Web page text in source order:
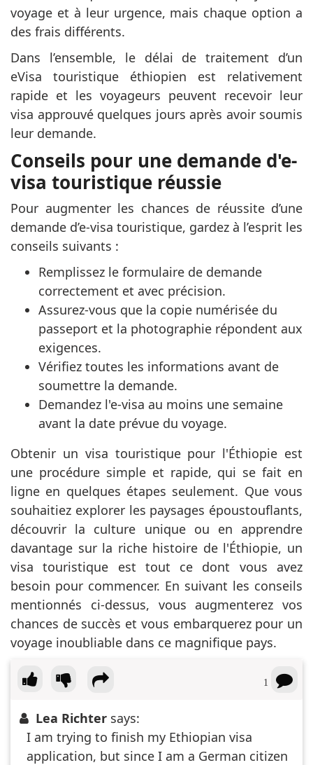
voyage et à leur urgence, mais chaque option a
des frais différents.
Dans l’ensemble, le délai de traitement d’un
eVisa touristique éthiopien est relativement
rapide et les voyageurs peuvent recevoir leur
visa approuvé quelques jours après avoir soumis
leur demande.
Conseils pour une demande d'e-
visa touristique réussie
Pour augmenter les chances de réussite d’une
demande d’e-visa touristique, gardez à l’esprit les
conseils suivants :
Remplissez le formulaire de demande
correctement et avec précision.
Assurez-vous que la copie numérisée du
passeport et la photographie répondent aux
exigences.
Vérifiez toutes les informations avant de
soumettre la demande.
Demandez l'e-visa au moins une semaine
avant la date prévue du voyage.
Obtenir un visa touristique pour l'Éthiopie est
une procédure simple et rapide, qui se fait en
ligne en quelques étapes seulement. Que vous
souhaitiez explorer les paysages époustouflants,
découvrir la culture unique ou en apprendre
davantage sur la riche histoire de l'Éthiopie, un
visa touristique est tout ce dont vous avez
besoin pour commencer. En suivant les conseils
mentionnés ci-dessus, vous augmenterez vos
chances de succès et vous embarquerez pour un
voyage inoubliable dans ce magnifique pays.
1
Lea Richter says:
I am trying to finish my Ethiopian visa
application, but since I am a German citizen